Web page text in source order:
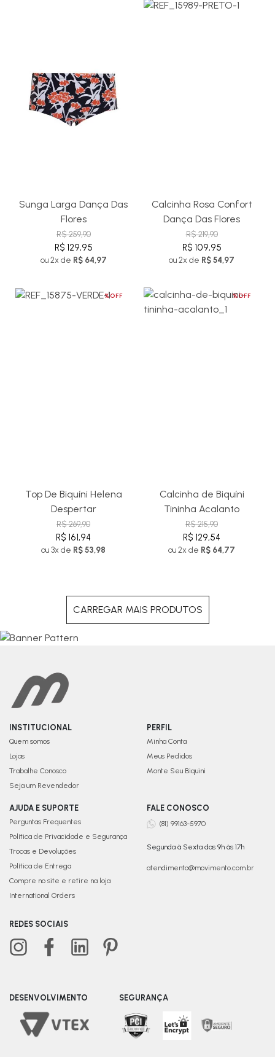
Sunga Larga Dança Das
Flores
R$ 259,90
R$ 129,95
ou 2x de R$ 64,97
Calcinha Rosa Confort
Dança Das Flores
R$ 219,90
R$ 109,95
ou 2x de R$ 54,97
%OFF
Top De Biquíni Helena
Despertar
R$ 269,90
R$ 161,94
ou 3x de R$ 53,98
%OFF
Calcinha de Biquíni
Tininha Acalanto
R$ 215,90
R$ 129,54
ou 2x de R$ 64,77
CARREGAR MAIS PRODUTOS
INSTITUCIONAL
Quem somos
Lojas
Trabalhe Conosco
Seja um Revendedor
PERFIL
Minha Conta
Meus Pedidos
Monte Seu Biquini
AJUDA E SUPORTE
Perguntas Frequentes
Política de Privacidade e Segurança
Trocas e Devoluções
Política de Entrega
Compre no site e retire na loja
International Orders
FALE CONOSCO
(81) 99163-5970
Segunda à Sexta das 9h às 17h
atendimento@movimento.com.br
REDES SOCIAIS
DESENVOLVIMENTO SEGURANÇA